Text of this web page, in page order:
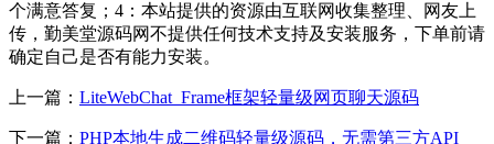
个满意答复；4：本站提供的资源由互联网收集整理、网友上
传，勤美堂源码网不提供任何技术支持及安装服务，下单前请
确定自己是否有能力安装。
上一篇： LiteWebChat_Frame框架轻量级网页聊天源码
下一篇： PHP本地生成二维码轻量级源码，无需第三方API